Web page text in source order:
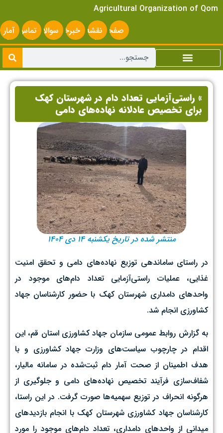
Agricultural Organization of Qom
صفحه
اصلی
نقشه
سایت
خبرخوانسوالات
متداول
تماس
با ما
آمار
» راستی‌آزمایی تعداد دام در شهرستان کهک
برای تخصیص عادلانه نهاده‌های دامی
منتشر شده در تاریخ یکشنبه ۱۴ دی ۱۴۰۴
در راستای ساماندهی توزیع نهاده‌های دامی و تحقق امنیت
غذایی، عملیات راستی‌آزمایی تعداد دام‌های موجود در
واحدهای دامداری شهرستان کهک با حضور کارشناسان جهاد
کشاورزی انجام شد.
به گزارش روابط عمومی سازمان جهاد کشاورزی استان قم، این
اقدام در چارچوب سیاست‌های وزارت جهاد کشاورزی و با
هدف اطمینان از صحت آمار دام ثبت‌شده در سامانه مالیار،
شفاف‌سازی فرآیند تخصیص نهاده‌های دامی و جلوگیری از
هرگونه انحراف در توزیع سهمیه‌ها صورت گرفت. در این راستا،
کارشناسان جهاد کشاورزی شهرستان کهک با انجام بازدیدهای
میدانی از واحدهای دامداری، تعداد دام‌های موجود را مورد